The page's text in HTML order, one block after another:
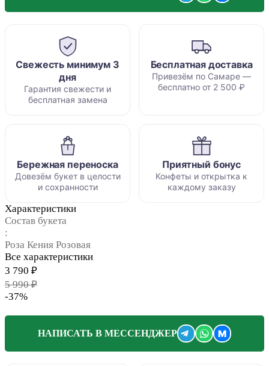
Свежесть минимум 3
дня
Гарантия свежести и
бесплатная замена
Бесплатная доставка
Привезём по Самаре —
бесплатно от 2 500 ₽
Бережная переноска
Довезём букет в целости
и сохранности
Приятный бонус
Конфеты и открытка к
каждому заказу
Характеристики
Состав букета
:
Роза Кения Розовая
Все характеристики
3 790 ₽
5 990 ₽
-37%
НАПИСАТЬ В МЕССЕНДЖЕР M